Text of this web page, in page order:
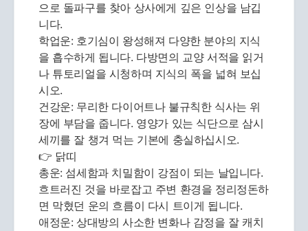
으로 돌파구를 찾아 상사에게 깊은 인상을 남깁
니다.
학업운: 호기심이 왕성해져 다양한 분야의 지식
을 흡수하게 됩니다. 다방면의 교양 서적을 읽거
나 튜토리얼을 시청하며 지식의 폭을 넓혀 보십
시오.
건강운: 무리한 다이어트나 불규칙한 식사는 위
장에 부담을 줍니다. 영양가 있는 식단으로 삼시
세끼를 잘 챙겨 먹는 기본에 충실하십시오.
👉 닭띠
총운: 섬세함과 치밀함이 강점이 되는 날입니다.
흐트러진 것을 바로잡고 주변 환경을 정리정돈하
면 막혔던 운의 흐름이 다시 트이게 됩니다.
애정운: 상대방의 사소한 변화나 감정을 잘 캐치